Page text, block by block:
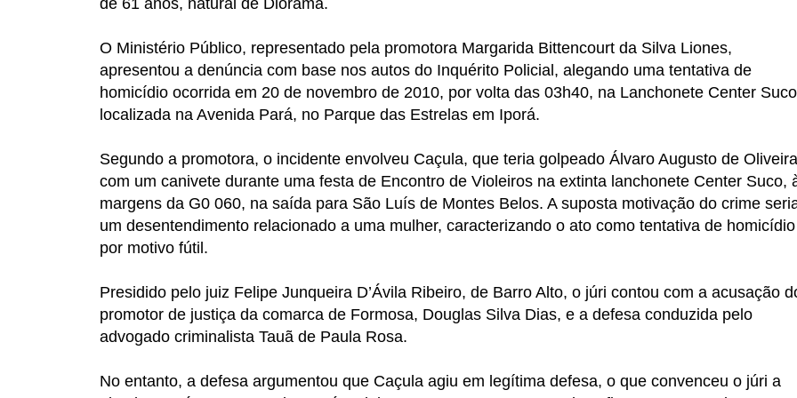
O Ministério Público, representado pela promotora Margarida Bittencourt da Silva Liones,
apresentou a denúncia com base nos autos do Inquérito Policial, alegando uma tentativa de
homicídio ocorrida em 20 de novembro de 2010, por volta das 03h40, na Lanchonete Center
localizada na Avenida Pará, no Parque das Estrelas em Iporá.
Segundo a promotora, o incidente envolveu Caçula, que teria golpeado Álvaro Augusto de Oliveira
com um canivete durante uma festa de Encontro de Violeiros na extinta lanchonete Center Suco,
margens da G0 060, na saída para São Luís de Montes Belos. A suposta motivação do crime
um desentendimento relacionado a uma mulher, caracterizando o ato como tentativa de homicídio
por motivo fútil.
Presidido pelo juiz Felipe Junqueira D’Ávila Ribeiro, de Barro Alto, o júri contou com a acusação
promotor de justiça da comarca de Formosa, Douglas Silva Dias, e a defesa conduzida pelo
advogado criminalista Tauã de Paula Rosa.
No entanto, a defesa argumentou que Caçula agiu em legítima defesa, o que convenceu o júri a